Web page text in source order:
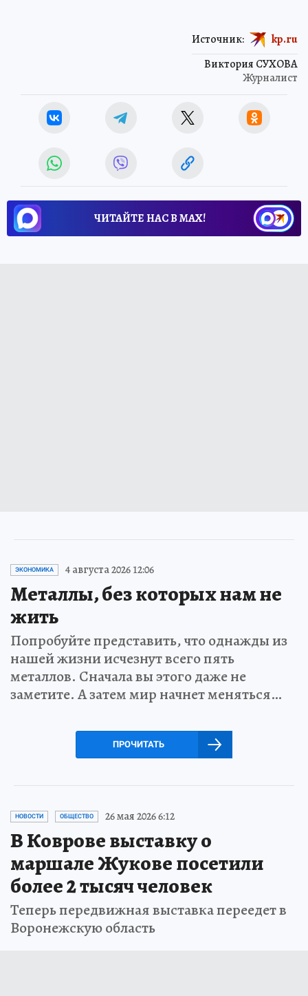
Виктория СУХОВА
Журналист
Источник: kp.ru
ЧИТАЙТЕ НАС В МАХ!
ЭКОНОМИКА 4 августа 2026 12:06
Металлы, без которых нам не
жить
Попробуйте представить, что однажды из
нашей жизни исчезнут всего пять
металлов. Сначала вы этого даже не
заметите. А затем мир начнет меняться…
ПРОЧИТАТЬ
НОВОСТИ ОБЩЕСТВО 26 мая 2026 6:12
В Коврове выставку о
маршале Жукове посетили
более 2 тысяч человек
Теперь передвижная выставка переедет в
Воронежскую область